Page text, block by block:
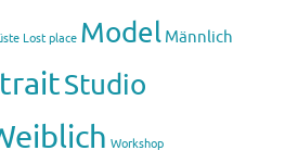
Lost place Model Männlich
Studio
Workshop